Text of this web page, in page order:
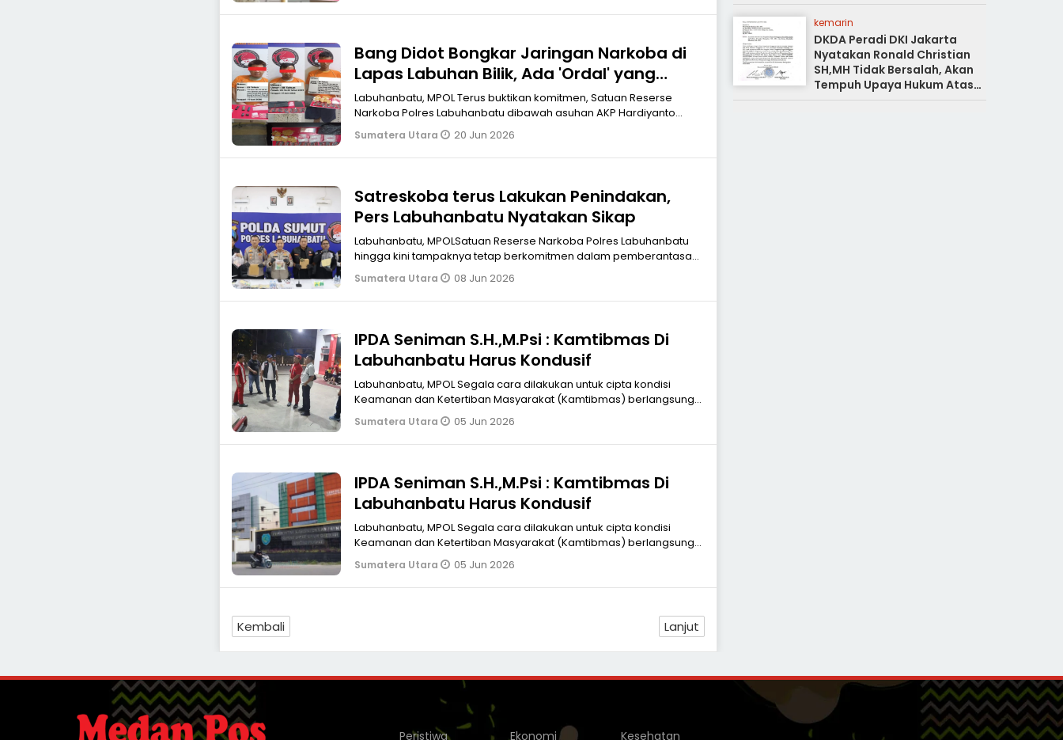
Bang Didot Bongkar Jaringan Narkoba di
Lapas Labuhan Bilik, Ada 'Ordal' yang
Terlibat
Labuhanbatu, MPOL Terus buktikan komitmen, Satuan Reserse
Narkoba Polres Labuhanbatu dibawah asuhan AKP Hardiyanto
S.H.,M.H, berhasil bong
Sumatera Utara 20 Jun 2026
Satreskoba terus Lakukan Penindakan,
Pers Labuhanbatu Nyatakan Sikap
Labuhanbatu, MPOLSatuan Reserse Narkoba Polres Labuhanbatu
hingga kini tampaknya tetap berkomitmen dalam pemberantasan
narkotika. Bahkan, d
Sumatera Utara 08 Jun 2026
IPDA Seniman S.H.,M.Psi : Kamtibmas Di
Labuhanbatu Harus Kondusif
Labuhanbatu, MPOL Segala cara dilakukan untuk cipta kondisi
Keamanan dan Ketertiban Masyarakat (Kamtibmas) berlangsung
kondusif. Seperti h
Sumatera Utara 05 Jun 2026
IPDA Seniman S.H.,M.Psi : Kamtibmas Di
Labuhanbatu Harus Kondusif
Labuhanbatu, MPOL Segala cara dilakukan untuk cipta kondisi
Keamanan dan Ketertiban Masyarakat (Kamtibmas) berlangsung
kondusif. Seperti h
Sumatera Utara 05 Jun 2026
Kembali Lanjut
kemarin
DKDA Peradi DKI Jakarta
Nyatakan Ronald Christian
SH,MH Tidak Bersalah, Akan
Tempuh Upaya Hukum Atas
Pemberitaan Yang Tidak
Peristiwa Ekonomi Kesehatan